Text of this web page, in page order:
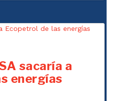
sacaría a
energías